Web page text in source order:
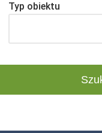
Typ obiektu